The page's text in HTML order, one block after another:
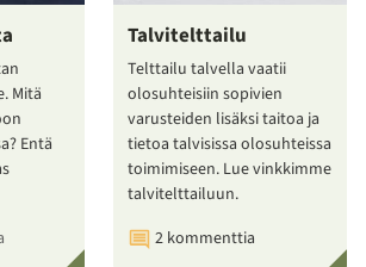
Mitä
Entä
Talvitelttailu
Telttailu talvella vaatii
olosuhteisiin sopivien
varusteiden lisäksi taitoa ja
tietoa talvisissa olosuhteissa
toimimiseen. Lue vinkkimme
talvitelttailuun.
2 kommenttia